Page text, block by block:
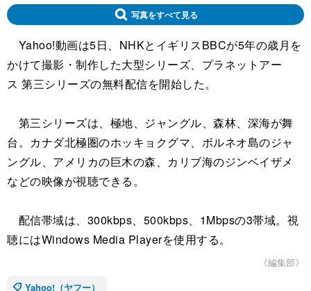
写真をすべて見る
Yahoo!動画は5日、NHKとイギリスBBCが5年の歳月を
かけて撮影・制作した大型シリーズ、プラネットアー
ス 第三シリーズの無料配信を開始した。
第三シリーズは、極地、ジャングル、森林、深海が舞
台。カナダ北極圏のホッキョクグマ、ボルネオ島のジャ
ングル、アメリカの巨木の森、カリブ海のジンベイザメ
などの映像が視聴できる。
配信帯域は、300kbps、500kbps、1Mbpsの3帯域。視
聴にはWindows Media Playerを使用する。
《編集部》
Yahoo!（ヤフー）